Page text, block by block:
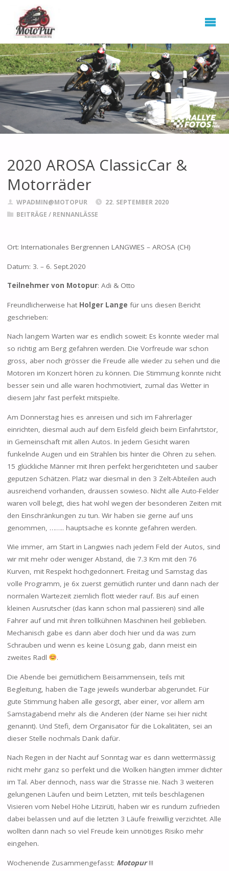
2020 AROSA ClassicCar &
Motorräder
WPADMIN@MOTOPUR
22. SEPTEMBER 2020
BEITRÄGE / RENNANLÄSSE
Ort: Internationales Bergrennen LANGWIES – AROSA (CH)
Datum: 3. – 6. Sept.2020
Teilnehmer von Motopur: Adi & Otto
Freundlicherweise hat Holger Lange für uns diesen Bericht
geschrieben:
Nach langem Warten war es endlich soweit: Es konnte wieder mal
so richtig am Berg gefahren werden. Die Vorfreude war schon
gross, aber noch grösser die Freude alle wieder zu sehen und die
Motoren im Konzert hören zu können. Die Stimmung konnte nicht
besser sein und alle waren hochmotiviert, zumal das Wetter in
diesem Jahr fast perfekt mitspielte.
Am Donnerstag hies es anreisen und sich im Fahrerlager
einrichten, diesmal auch auf dem Eisfeld gleich beim Einfahrtstor,
in Gemeinschaft mit allen Autos. In jedem Gesicht waren
funkelnde Augen und ein Strahlen bis hinter die Ohren zu sehen.
15 glückliche Männer mit Ihren perfekt hergerichteten und sauber
geputzen Schätzen. Platz war diesmal in den 3 Zelt-Abteilen auch
ausreichend vorhanden, draussen sowieso. Nicht alle Auto-Felder
waren voll belegt, dies hat wohl wegen der besonderen Zeiten mit
den Einschränkungen zu tun. Wir haben sie gerne auf uns
genommen, …….. hauptsache es konnte gefahren werden.
Wie immer, am Start in Langwies nach jedem Feld der Autos, sind
wir mit mehr oder weniger Abstand, die 7.3 Km mit den 76
Kurven, mit Respekt hochgedonnert. Freitag und Samstag das
volle Programm, je 6x zuerst gemütlich runter und dann nach der
normalen Wartezeit ziemlich flott wieder rauf. Bis auf einen
kleinen Ausrutscher (das kann schon mal passieren) sind alle
Fahrer auf und mit ihren tollkühnen Maschinen heil geblieben.
Mechanisch gabe es dann aber doch hier und da was zum
Schrauben und wenn es keine Lösung gab, dann meist ein
zweites Radl
.
Die Abende bei gemütlichem Beisammensein, teils mit
Begleitung, haben die Tage jeweils wunderbar abgerundet. Für
gute Stimmung haben alle gesorgt, aber einer, vor allem am
Samstagabend mehr als die Anderen (der Name sei hier nicht
genannt). Und Stefi, dem Organisator für die Lokalitäten, sei an
dieser Stelle nochmals Dank dafür.
Nach Regen in der Nacht auf Sonntag war es dann wettermässig
nicht mehr ganz so perfekt und die Wolken hängten immer dichter
im Tal. Aber dennoch, nass war die Strasse nie. Nach 3 weiteren
gelungenen Läufen und beim Letzten, mit teils beschlagenen
Visieren vom Nebel Höhe Litzirüti, haben wir es rundum zufrieden
dabei belassen und auf die letzten 3 Läufe freiwillig verzichtet. Alle
wollten dann nach so viel Freude kein unnötiges Risiko mehr
eingehen.
Wochenende Zusammengefasst: Motopur!!!